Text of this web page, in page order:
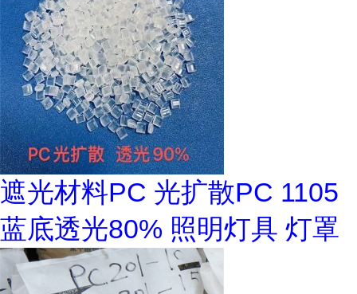
遮光材料PC 光扩散PC 1105
蓝底透光80% 照明灯具 灯罩